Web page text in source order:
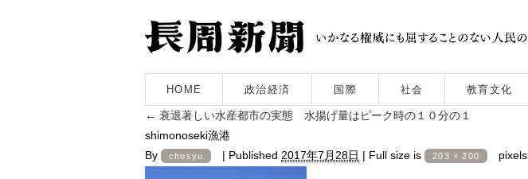
HOME 政治経済 国際 社会 教育文化
← 衰退著しい水産都市の実態 水揚げ量はピーク時の１０分の１
shimonoseki漁港
By
chosyu | Published 2017年7月28日 | Full size is 203 × 200 pixels